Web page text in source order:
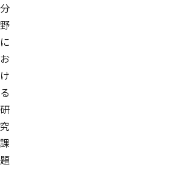
分
野
に
お
け
る
研
究
課
題